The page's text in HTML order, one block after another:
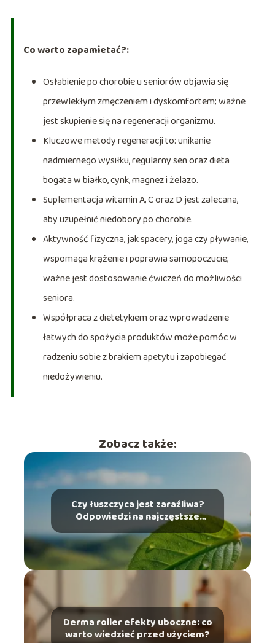
Co warto zapamietać?:
Osłabienie po chorobie u seniorów objawia się
przewlekłym zmęczeniem i dyskomfortem; ważne
jest skupienie się na regeneracji organizmu.
Kluczowe metody regeneracji to: unikanie
nadmiernego wysiłku, regularny sen oraz dieta
bogata w białko, cynk, magnez i żelazo.
Suplementacja witamin A, C oraz D jest zalecana,
aby uzupełnić niedobory po chorobie.
Aktywność fizyczna, jak spacery, joga czy pływanie,
wspomaga krążenie i poprawia samopoczucie;
ważne jest dostosowanie ćwiczeń do możliwości
seniora.
Współpraca z dietetykiem oraz wprowadzenie
łatwych do spożycia produktów może pomóc w
radzeniu sobie z brakiem apetytu i zapobiegać
niedożywieniu.
Zobacz także:
Czy łuszczyca jest zaraźliwa?
Odpowiedzi na najczęstsze
pytania
Derma roller efekty uboczne: co
warto wiedzieć przed użyciem?